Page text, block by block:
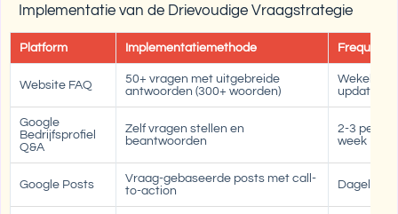
Implementatie van de Drievoudige Vraagstrategie
Platform Implementatiemethode Frequentie
Website FAQ
50+ vragen met uitgebreide
antwoorden (300+ woorden)
Wekelijks
updaten
Google
Bedrijfsprofiel
Q&A
Zelf vragen stellen en
beantwoorden
2-3 per
week
Google Posts
Vraag-gebaseerde posts met call-
to-action
Dagelijks